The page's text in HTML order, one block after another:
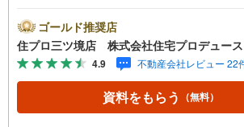
区・戸塚区・保土ケ谷区・大和市の不
す！ 最新物件情報や当社限定の物件
気軽にお問合せ下さい!! -------------- 弊社独自の住宅ローン提
案システム 弊社ではファイナンシャ
【丁寧な資金アドバイス】【ファイ
書の作成】を随時行っております。
ゴールド推奨店
住プロ三ツ境店 株式会社住宅プロデュース
4.9 不動産会社レビュー 22
資料をもらう （無料）